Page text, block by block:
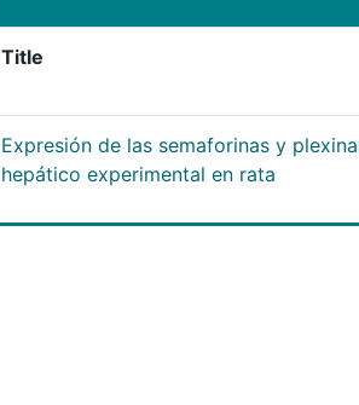
Title
Expresión de las semaforinas y
hepático experimental en rata